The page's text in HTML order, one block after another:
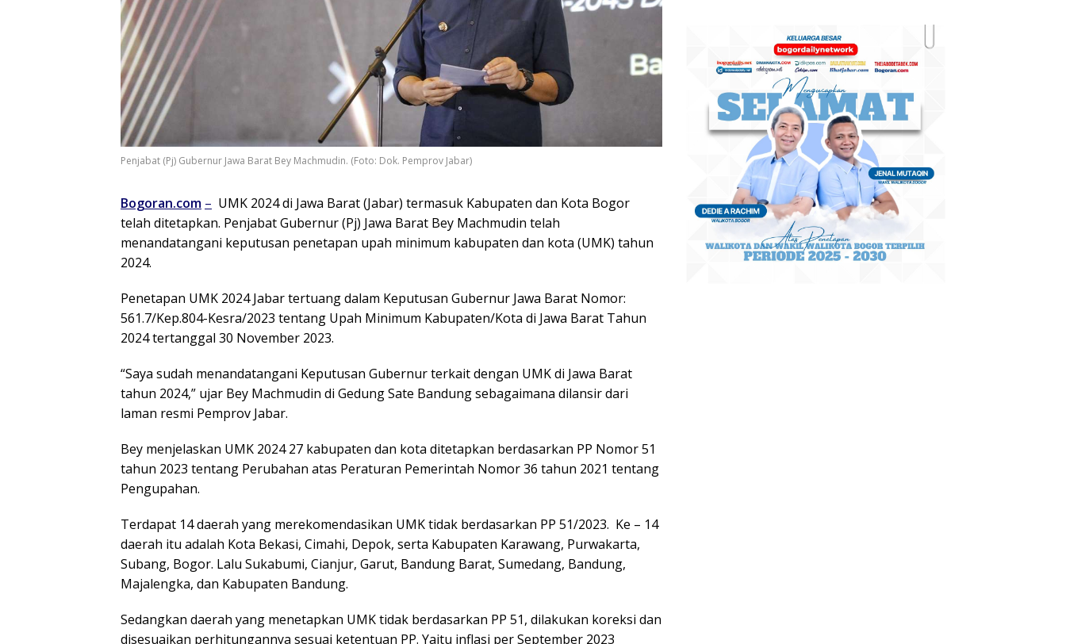
Penjabat (Pj) Gubernur Jawa Barat Bey Machmudin. (Foto: Dok. Pemprov Jabar)
Bogoran.com – UMK 2024 di Jawa Barat (Jabar) termasuk Kabupaten dan Kota Bogor
telah ditetapkan. Penjabat Gubernur (Pj) Jawa Barat Bey Machmudin telah
menandatangani keputusan penetapan upah minimum kabupaten dan kota (UMK) tahun
2024.
Penetapan UMK 2024 Jabar tertuang dalam Keputusan Gubernur Jawa Barat Nomor:
561.7/Kep.804-Kesra/2023 tentang Upah Minimum Kabupaten/Kota di Jawa Barat Tahun
2024 tertanggal 30 November 2023.
“Saya sudah menandatangani Keputusan Gubernur terkait dengan UMK di Jawa Barat
tahun 2024,” ujar Bey Machmudin di Gedung Sate Bandung sebagaimana dilansir dari
laman resmi Pemprov Jabar.
Bey menjelaskan UMK 2024 27 kabupaten dan kota ditetapkan berdasarkan PP Nomor 51
tahun 2023 tentang Perubahan atas Peraturan Pemerintah Nomor 36 tahun 2021 tentang
Pengupahan.
Terdapat 14 daerah yang merekomendasikan UMK tidak berdasarkan PP 51/2023. Ke – 14
daerah itu adalah Kota Bekasi, Cimahi, Depok, serta Kabupaten Karawang, Purwakarta,
Subang, Bogor. Lalu Sukabumi, Cianjur, Garut, Bandung Barat, Sumedang, Bandung,
Majalengka, dan Kabupaten Bandung.
Sedangkan daerah yang menetapkan UMK tidak berdasarkan PP 51, dilakukan koreksi dan
disesuaikan perhitungannya sesuai ketentuan PP. Yaitu inflasi per September 2023